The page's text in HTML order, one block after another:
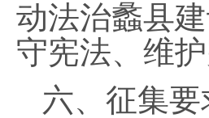
动法治蠡县
守宪法、维
六、征集要